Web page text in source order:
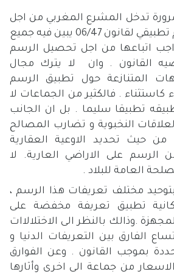
تدخل المشرع المغربي من اجل
اصدار مرسوم تطبيقي لقانون 06/47 يبين فيه جميع
اتباعها من اجل تحصيل الرسم
القانون . وان لا يترك مجال
المتنازعة حول تطبيق الرسم
كاستثناء . فالكثير من الجماعات لا
تطبيقا سليما . بل ان الجانب
النخبوية و تضارب المصالح
حيث تحديد الاوعية العقارية
الرسم على الاراضي العارية. لا
العامة للبلاد .
مختلف تعريفات هذا الرسم ،
تطبيق تعريفة مخفضة على
.وذالك بالنظر الى الاختلالاات
الفارق بين التعريفات الدنيا و
بموجب القانون . وعن الفوارق
من جماعة الى اخرى وأثارها